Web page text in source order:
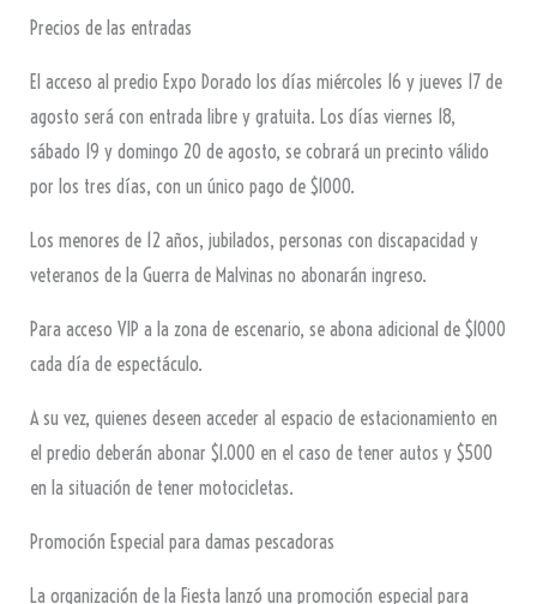
Precios de las entradas
El acceso al predio Expo Dorado los días miércoles 16 y jueves 17 de
agosto será con entrada libre y gratuita. Los días viernes 18,
sábado 19 y domingo 20 de agosto, se cobrará un precinto válido
por los tres días, con un único pago de $1000.
Los menores de 12 años, jubilados, personas con discapacidad y
veteranos de la Guerra de Malvinas no abonarán ingreso.
Para acceso VIP a la zona de escenario, se abona adicional de $1000
cada día de espectáculo.
A su vez, quienes deseen acceder al espacio de estacionamiento en
el predio deberán abonar $1.000 en el caso de tener autos y $500
en la situación de tener motocicletas.
Promoción Especial para damas pescadoras
La organización de la Fiesta lanzó una promoción especial para